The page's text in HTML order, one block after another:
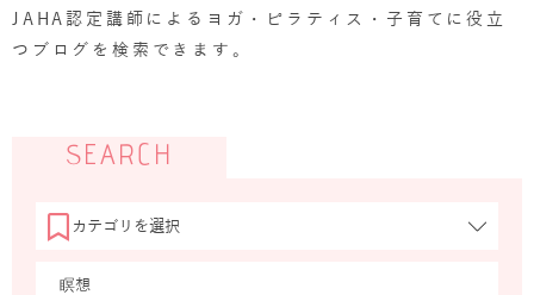
ヨガ資格講座 ›
JAHA認定講師によるヨガ・ピラティス・子育てに役立
つブログを検索できます。
SEARCH